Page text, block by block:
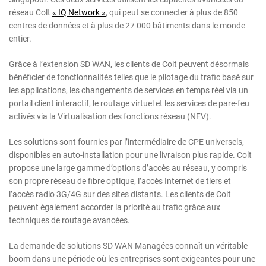
réseau Colt « IQ Network », qui peut se connecter à plus de 850
centres de données et à plus de 27 000 bâtiments dans le monde
entier.
Grâce à l’extension SD WAN, les clients de Colt peuvent désormais
bénéficier de fonctionnalités telles que le pilotage du trafic basé sur
les applications, les changements de services en temps réel via un
portail client interactif, le routage virtuel et les services de pare-feu
activés via la Virtualisation des fonctions réseau (NFV).
Les solutions sont fournies par l’intermédiaire de CPE universels,
disponibles en auto-installation pour une livraison plus rapide. Colt
propose une large gamme d’options d’accès au réseau, y compris
son propre réseau de fibre optique, l’accès Internet de tiers et
l’accès radio 3G/4G sur des sites distants. Les clients de Colt
peuvent également accorder la priorité au trafic grâce aux
techniques de routage avancées.
La demande de solutions SD WAN Managées connaît un véritable
boom dans une période où les entreprises sont exigeantes pour une